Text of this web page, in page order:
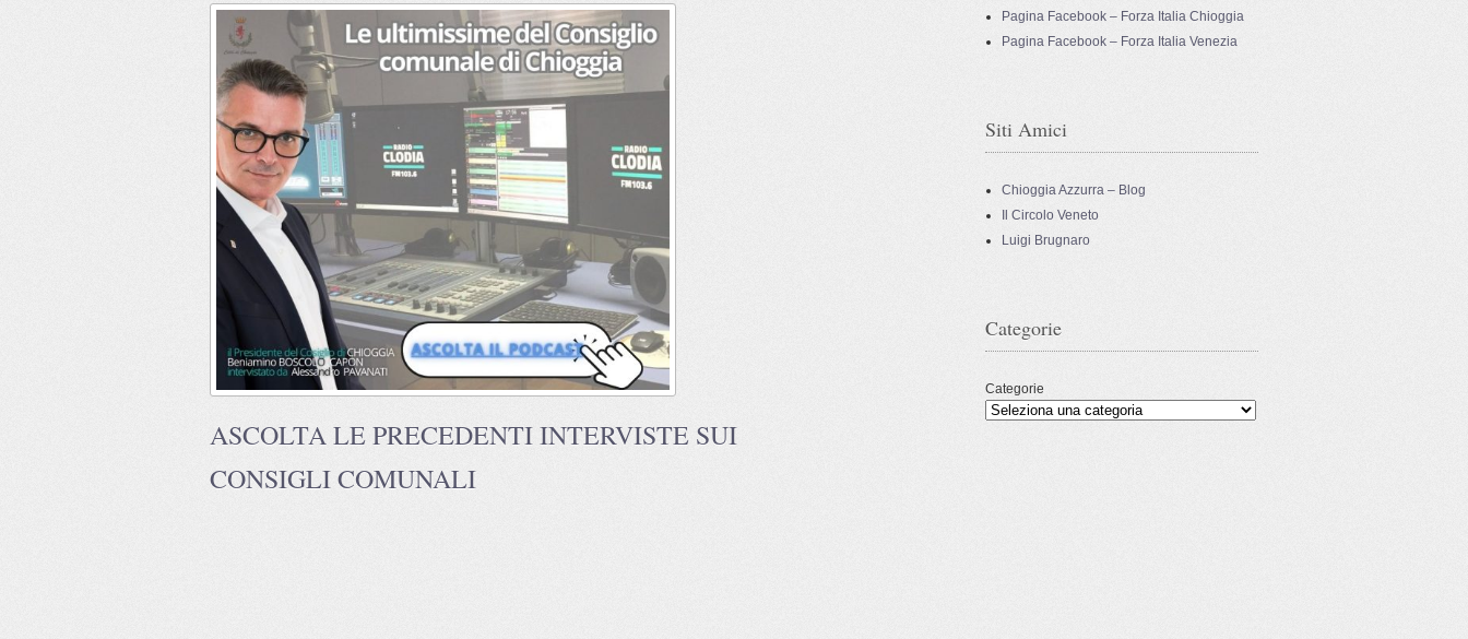
ASCOLTA LE PRECEDENTI INTERVISTE SUI
CONSIGLI COMUNALI
Pagina Facebook – Forza Italia Chioggia
Pagina Facebook – Forza Italia Venezia
Siti Amici
Chioggia Azzurra – Blog
Il Circolo Veneto
Luigi Brugnaro
Categorie
Categorie